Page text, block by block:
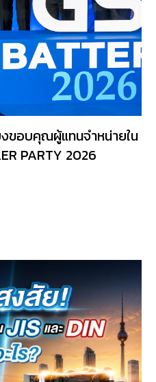
งขอบคุณผู้แทนจำหน่ายใน
PARTY 2026